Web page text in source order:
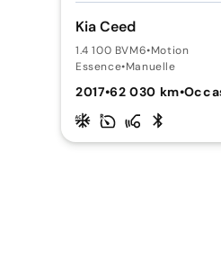
Kia Ceed
1.4 100 BVM6•Motion
Essence•Manuelle
2017•62 030 km•